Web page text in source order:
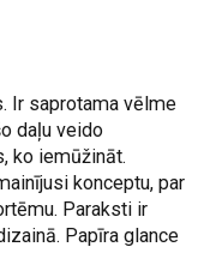
Ir saprotama vēlme
daļu veido
ko iemūžināt.
konceptu, par
Paraksti ir
Papīra glance